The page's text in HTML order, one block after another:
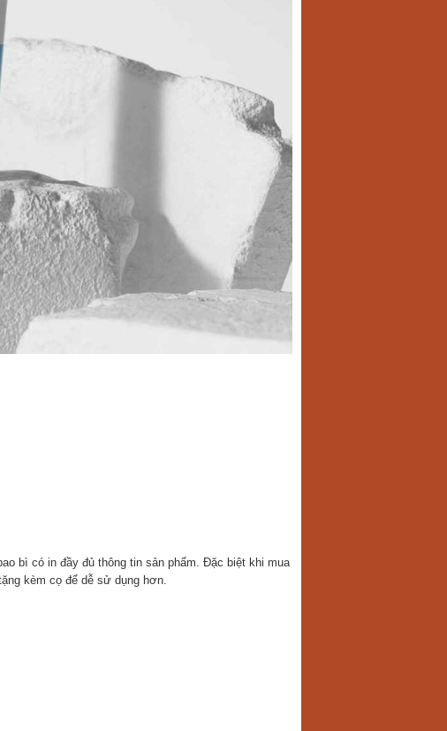
bì có in đầy đủ thông tin sản phẩm. Đặc biệt khi mua
kèm cọ để dễ sử dụng hơn.